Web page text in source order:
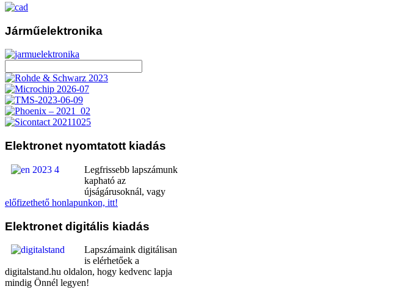
Járműelektronika
Elektronet nyomtatott kiadás
Legfrissebb lapszámunk
kapható az
újságárusoknál, vagy
előfizethető honlapunkon, itt!
Elektronet digitális kiadás
Lapszámaink digitálisan
is elérhetőek a
digitalstand.hu oldalon, hogy kedvenc lapja
mindig Önnél legyen!